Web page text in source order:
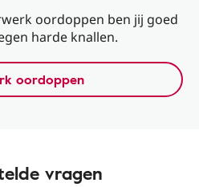
oordoppen ben jij goed
harde knallen.
oordoppen
vragen